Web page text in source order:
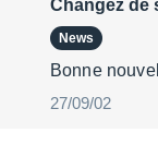
Changez de
News
Bonne
27/09/02